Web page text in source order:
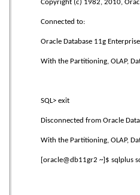
Copyright (c) 1982, 2010,
Connected to:
Oracle Database 11g
With the Partitioning, OLAP,
SQL> exit
Disconnected from Oracle
With the Partitioning, OLAP,
[oracle@db11gr2 ~]$ sqlplus